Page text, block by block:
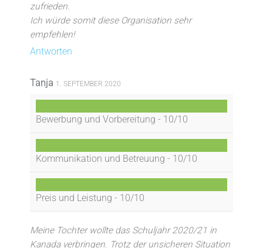
zufrieden.
Ich würde somit diese Organisation sehr
empfehlen!
Antworten
Tanja 1. SEPTEMBER 2020
Bewerbung und Vorbereitung - 10/10
Kommunikation und Betreuung - 10/10
Preis und Leistung - 10/10
Meine Tochter wollte das Schuljahr 2020/21 in
Kanada verbringen. Trotz der unsicheren Situation